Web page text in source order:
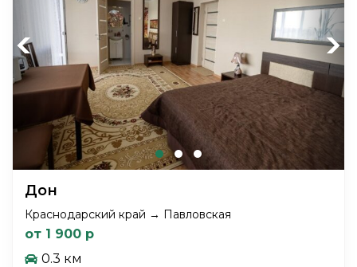
Previous Next
Дон
Краснодарский край → Павловская
от 1 900 р
0.3 км